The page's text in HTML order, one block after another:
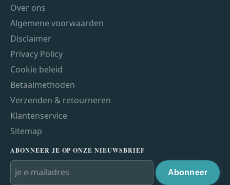
Over ons
Algemene voorwaarden
Disclaimer
Privacy Policy
Cookie beleid
Betaalmethoden
Verzenden & retourneren
Klantenservice
Sitemap
ABONNEER JE OP ONZE NIEUWSBRIEF
Abonneer